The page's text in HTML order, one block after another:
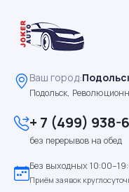
Ваш город:
Подольск,
+ 7 (499) 938-
без перерывов на обед
Без выходных
Приём заявок